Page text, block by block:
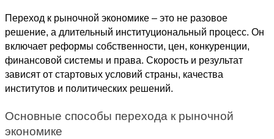
Переход к рыночной экономике – это не разовое
решение, а длительный институциональный процесс. Он
включает реформы собственности, цен, конкуренции,
финансовой системы и права. Скорость и результат
зависят от стартовых условий страны, качества
институтов и политических решений.
Основные способы перехода к рыночной
экономике